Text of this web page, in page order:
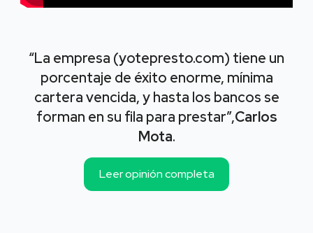
“La empresa (yotepresto.com) tiene un
porcentaje de éxito enorme, mínima
cartera vencida, y hasta los bancos se
forman en su fila para prestar”,Carlos
Mota.
Leer opinión completa